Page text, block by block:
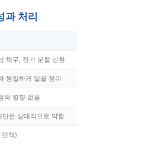
과 처리
채무, 장기 분할 상환
동일하게 일괄 정리
적 영향 없음
단은 상대적으로 약함
면책)